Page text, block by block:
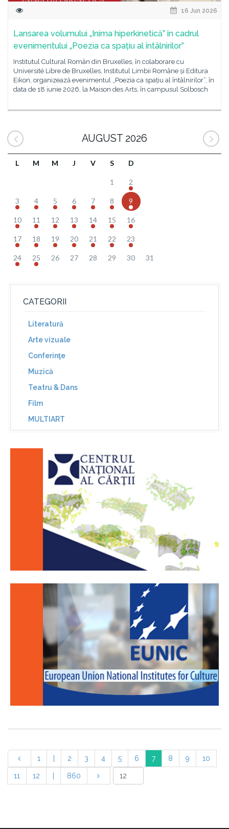
16 Jun 2026
Lansarea volumului „Inima hiperkinetică” în cadrul
evenimentului „Poezia ca spațiu al întâlnirilor”
Institutul Cultural Român din Bruxelles, în colaborare cu
Université Libre de Bruxelles, Institutul Limbii Române și Editura
Eikon, organizează evenimentul „Poezia ca spațiu al întâlnirilor”, în
data de 18 iunie 2026, la Maison des Arts, în campusul Solbosch
AUGUST 2026
L M M J V S D
1 2
3 4 5 6 7 8 9
10 11 12 13 14 15 16
17 18 19 20 21 22 23
24 25 26 27 28 29 30 31
CATEGORII
Literatură
Arte vizuale
Conferinţe
Muzică
Teatru & Dans
Film
MULTIART
1 2 3 4 5 6 7 8 9 10
11 12 860